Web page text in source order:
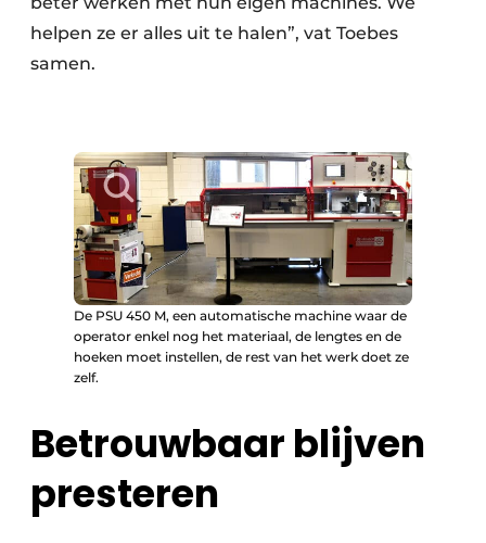
helpen ze er alles uit te halen”, vat Toebes
samen.
De PSU 450 M, een automatische machine waar de
operator enkel nog het materiaal, de lengtes en de
hoeken moet instellen, de rest van het werk doet ze
zelf.
Betrouwbaar blijven
presteren